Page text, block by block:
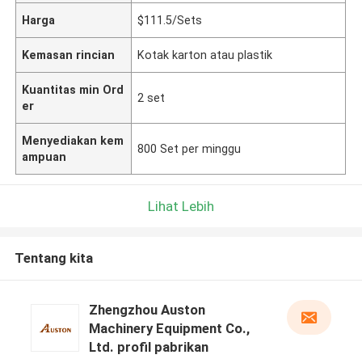
Harga $111.5/Sets
Kemasan rincian Kotak karton atau plastik
Kuantitas min Ord
er
2 set
Menyediakan kem
ampuan
800 Set per minggu
Lihat Lebih
Tentang kita
Zhengzhou Auston
Machinery Equipment Co.,
Ltd. profil pabrikan